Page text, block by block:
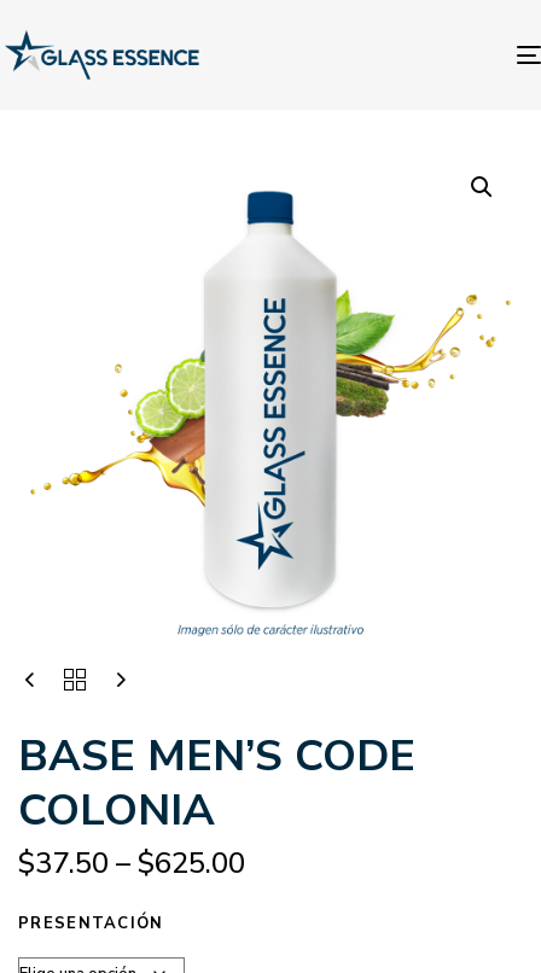
BASE MEN’S CODE
COLONIA
$37.50 –$625.00
PRESENTACIÓN